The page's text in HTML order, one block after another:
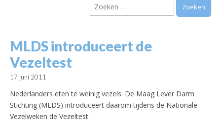
Arnhem e.o.
Zoeken
naar:
MLDS introduceert de
Vezeltest
17 juni 2011
Nederlanders eten te weinig vezels. De Maag Lever Darm
Stichting (MLDS) introduceert daarom tijdens de Nationale
Vezelweken de Vezeltest.